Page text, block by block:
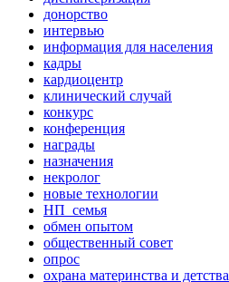
донорство
интервью
информация для населения
кадры
кардиоцентр
клинический случай
конкурс
конференция
награды
назначения
некролог
новые технологии
НП_семья
обмен опытом
общественный совет
опрос
охрана материнства и детства